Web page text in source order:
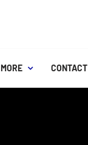
MORE CONTACT